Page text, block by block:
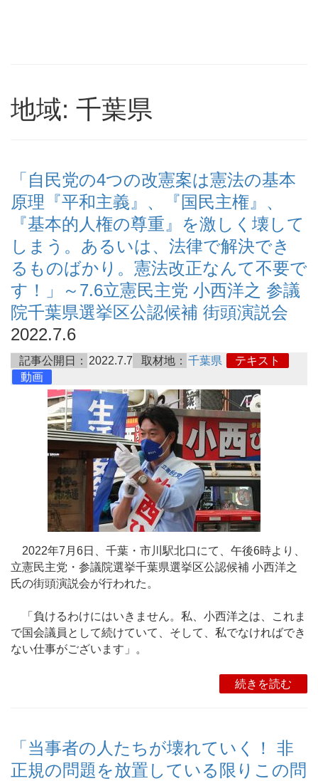
地域: 千葉県
「自民党の4つの改憲案は憲法の基本
原理『平和主義』、『国民主権』、
『基本的人権の尊重』を激しく壊して
しまう。あるいは、法律で解決でき
るものばかり。憲法改正なんて不要で
す！」～7.6立憲民主党 小西洋之 参議
院千葉県選挙区公認候補 街頭演説会
2022.7.6
記事公開日： 2022.7.7 取材地： 千葉県
テキスト
動画
2022年7月6日、千葉・市川駅北口にて、午後6時より、
立憲民主党・参議院選挙千葉県選挙区公認候補 小西洋之
氏の街頭演説会が行われた。
「負けるわけにはいきません。私、小西洋之は、これま
で国会議員として続けていて、そして、私でなければでき
ない仕事がございます」。
続きを読む
「当事者の人たちが壊れていく！ 非
正規の問題を放置している限りこの問